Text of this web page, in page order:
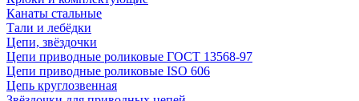
Канаты стальные
Тали и лебёдки
Цепи, звёздочки
Цепи приводные роликовые ГОСТ 13568-97
Цепи приводные роликовые ISO 606
Цепь круглозвенная